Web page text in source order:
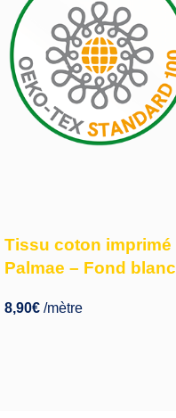
Tissu coton imprimé
Palmae – Fond blanc
8,90€ /mètre